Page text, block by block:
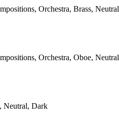
Orchestra, Brass, Neutral
Orchestra, Oboe, Neutral
Neutral, Dark